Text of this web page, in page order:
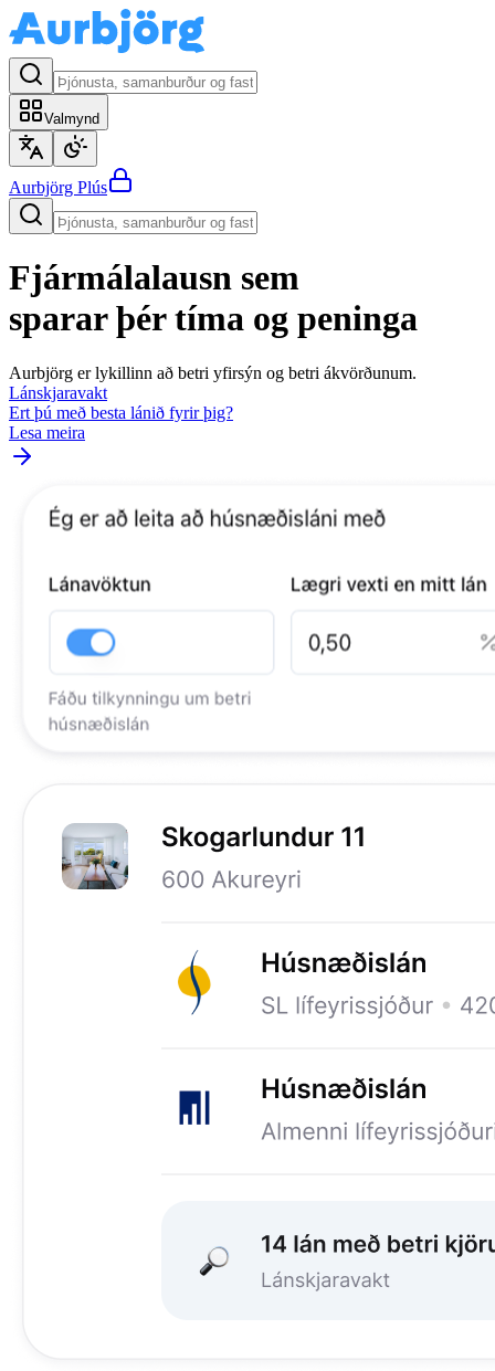
Valmynd
Aurbjörg Plús
Fjármálalausn sem
sparar þér tíma og peninga
Aurbjörg er lykillinn að betri yfirsýn og betri ákvörðunum.
Lánskjaravakt
Ert þú með besta lánið fyrir þig?
Lesa meira